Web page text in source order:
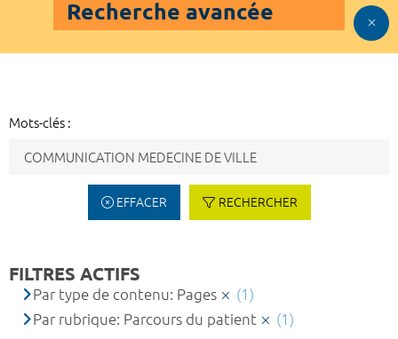
Recherche avancée
Mots-clés :
EFFACER RECHERCHER
FILTRES ACTIFS
Par type de contenu: Pages
(1)
Par rubrique: Parcours du patient
(1)